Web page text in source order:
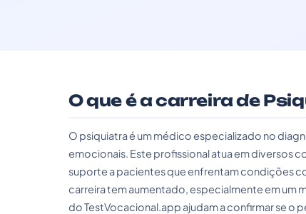
O que é a carreira de
O psiquiatra é um médico especializado no
emocionais. Este profissional atua em diversos
suporte a pacientes que enfrentam condições
carreira tem aumentado, especialmente em um
do TestVocacional.app ajudam a confirmar se o